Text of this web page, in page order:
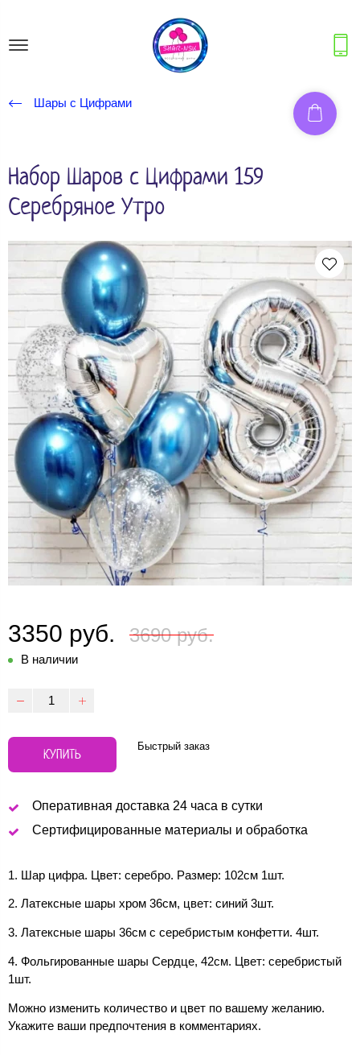
Шары с Цифрами
Набор Шаров с Цифрами 159
Серебряное Утро
3350 руб. 3690 руб.
В наличии
КУПИТЬ Быстрый заказ
Оперативная доставка 24 часа в сутки
Сертифицированные материалы и обработка
1. Шар цифра. Цвет: серебро. Размер: 102см 1шт.
2. Латексные шары хром 36см, цвет: синий 3шт.
3. Латексные шары 36см с серебристым конфетти. 4шт.
4. Фольгированные шары Сердце, 42см. Цвет: серебристый
1шт.
Можно изменить количество и цвет по вашему желанию.
Укажите ваши предпочтения в комментариях.